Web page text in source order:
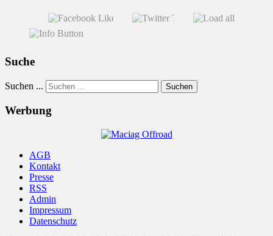
Suche
Suchen ... Suchen
Werbung
AGB
Kontakt
Presse
RSS
Admin
Impressum
Datenschutz